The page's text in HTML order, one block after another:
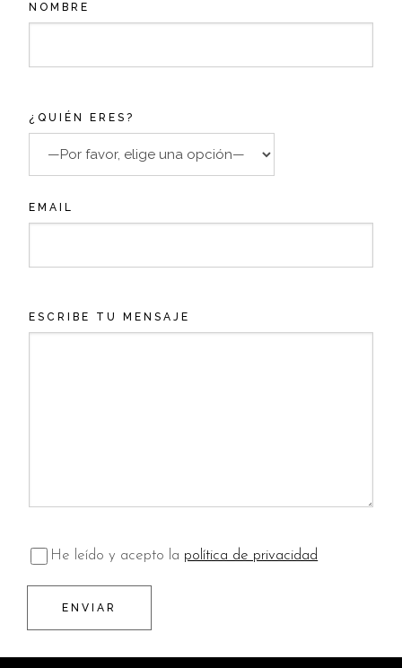
NOMBRE
¿QUIÉN ERES?
EMAIL
ESCRIBE TU MENSAJE
He leído y acepto la política de privacidad
ENVIAR